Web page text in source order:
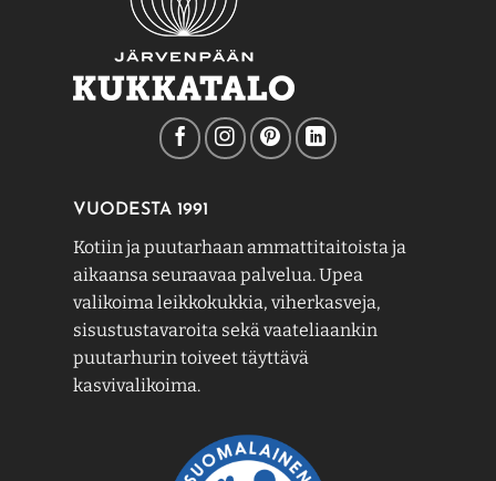
VUODESTA 1991
Kotiin ja puutarhaan ammattitaitoista ja
aikaansa seuraavaa palvelua. Upea
valikoima leikkokukkia, viherkasveja,
sisustustavaroita sekä vaateliaankin
puutarhurin toiveet täyttävä
kasvivalikoima.